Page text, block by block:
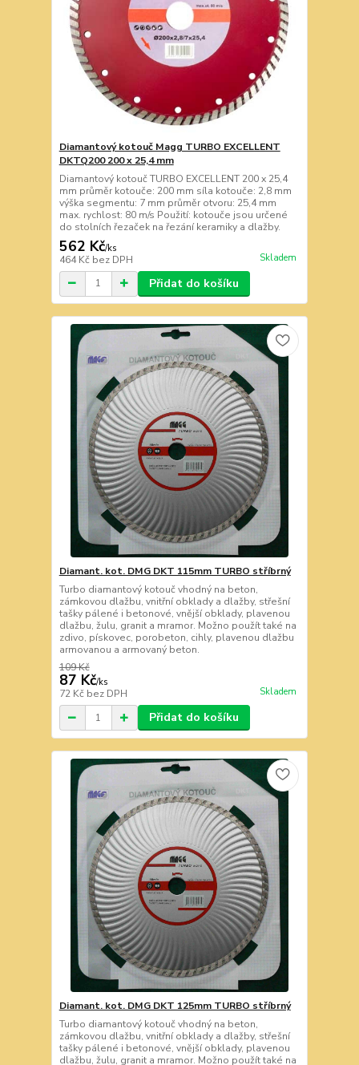
Diamantový kotouč Magg TURBO EXCELLENT
DKTQ200 200 x 25,4 mm
Diamantový kotouč TURBO EXCELLENT 200 x 25,4
mm průměr kotouče: 200 mm síla kotouče: 2,8 mm
výška segmentu: 7 mm průměr otvoru: 25,4 mm
max. rychlost: 80 m/s Použití: kotouče jsou určené
do stolních řezaček na řezání keramiky a dlažby.
562 Kč/ks
464 Kč bez DPH Skladem
Přidat do košíku
Diamant. kot. DMG DKT 115mm TURBO stříbrný
Turbo diamantový kotouč vhodný na beton,
zámkovou dlažbu, vnitřní obklady a dlažby, střešní
tašky pálené i betonové, vnější obklady, plavenou
dlažbu, žulu, granit a mramor. Možno použít také na
zdivo, pískovec, porobeton, cihly, plavenou dlažbu
armovanou a armovaný beton.
109 Kč
87 Kč/ks
72 Kč bez DPH Skladem
Přidat do košíku
Diamant. kot. DMG DKT 125mm TURBO stříbrný
Turbo diamantový kotouč vhodný na beton,
zámkovou dlažbu, vnitřní obklady a dlažby, střešní
tašky pálené i betonové, vnější obklady, plavenou
dlažbu, žulu, granit a mramor. Možno použít také na